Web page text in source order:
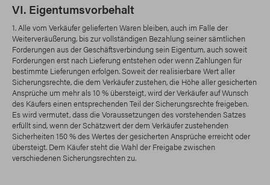
VI. Eigentumsvorbehalt
1. Alle vom Verkäufer gelieferten Waren bleiben, auch im Falle der
Weiterveräußerung, bis zur vollständigen Bezahlung seiner sämtlichen
Forderungen aus der Geschäftsverbindung sein Eigentum, auch soweit
Forderungen erst nach Lieferung entstehen oder wenn Zahlungen für
bestimmte Lieferungen erfolgen. Soweit der realisierbare Wert aller
Sicherungsrechte, die dem Verkäufer zustehen, die Höhe aller gesicherten
Ansprüche um mehr als 10 % übersteigt, wird der Verkäufer auf Wunsch
des Käufers einen entsprechenden Teil der Sicherungsrechte freigeben.
Es wird vermutet, dass die Voraussetzungen des vorstehenden Satzes
erfüllt sind, wenn der Schätzwert der dem Verkäufer zustehenden
Sicherheiten 150 % des Wertes der gesicherten Ansprüche erreicht oder
übersteigt. Dem Käufer steht die Wahl der Freigabe zwischen
verschiedenen Sicherungsrechten zu.